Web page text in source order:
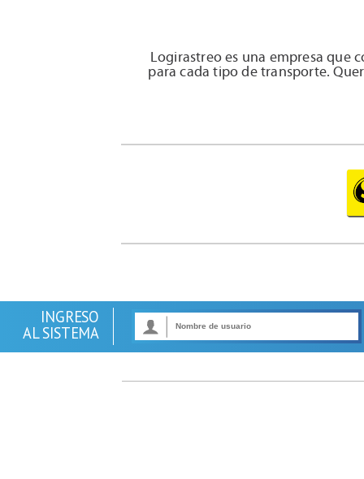
Logirastreo es una empresa que
para cada tipo de transporte.
INGRESO
AL SISTEMA